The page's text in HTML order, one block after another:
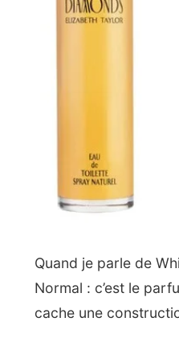
Quand je parle de
Normal : c’est le
cache une